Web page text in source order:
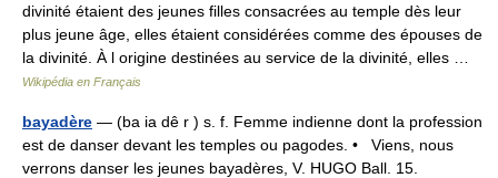
divinité étaient des jeunes filles consacrées au temple dès leur
plus jeune âge, elles étaient considérées comme des épouses de
la divinité. À l origine destinées au service de la divinité, elles …
Wikipédia en Français
bayadère — (ba ia dê r ) s. f. Femme indienne dont la profession
est de danser devant les temples ou pagodes. • Viens, nous
verrons danser les jeunes bayadères, V. HUGO Ball. 15.